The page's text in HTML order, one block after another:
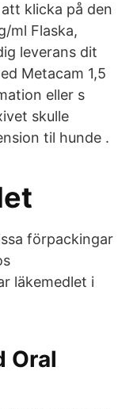
klicka på den
ml Flaska,
leverans dit
Metacam 1,5
eller s
skulle
til hunde .
förpackingar
läkemedlet i
Oral